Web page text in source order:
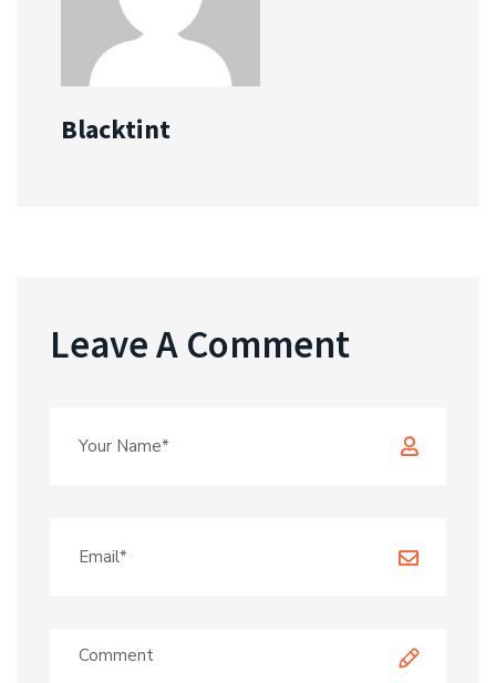
Blacktint
Leave A Comment